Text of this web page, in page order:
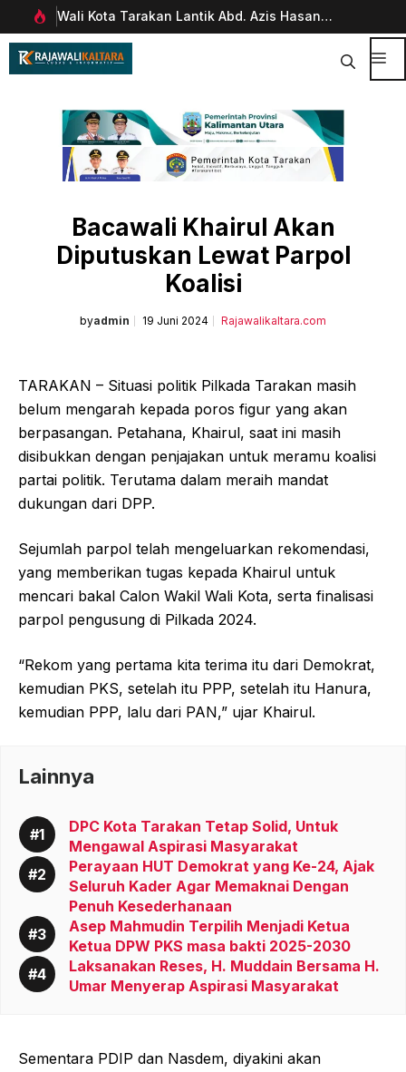
Langsung
ke
Wali Kota Tarakan Lantik Abd. Azis Hasan
sebagai Sekda
Bacawali Khairul Akan
Diputuskan Lewat Parpol
Koalisi
byadmin 19 Juni 2024 Rajawalikaltara.com
TARAKAN – Situasi politik Pilkada Tarakan masih
belum mengarah kepada poros figur yang akan
berpasangan. Petahana, Khairul, saat ini masih
disibukkan dengan penjajakan untuk meramu koalisi
partai politik. Terutama dalam meraih mandat
dukungan dari DPP.
Sejumlah parpol telah mengeluarkan rekomendasi,
yang memberikan tugas kepada Khairul untuk
mencari bakal Calon Wakil Wali Kota, serta finalisasi
parpol pengusung di Pilkada 2024.
“Rekom yang pertama kita terima itu dari Demokrat,
kemudian PKS, setelah itu PPP, setelah itu Hanura,
kemudian PPP, lalu dari PAN,” ujar Khairul.
Lainnya
DPC Kota Tarakan Tetap Solid, Untuk
Mengawal Aspirasi Masyarakat
Perayaan HUT Demokrat yang Ke-24, Ajak
Seluruh Kader Agar Memaknai Dengan
Penuh Kesederhanaan
Asep Mahmudin Terpilih Menjadi Ketua
Ketua DPW PKS masa bakti 2025-2030
Laksanakan Reses, H. Muddain Bersama H.
Umar Menyerap Aspirasi Masyarakat
Sementara PDIP dan Nasdem, diyakini akan